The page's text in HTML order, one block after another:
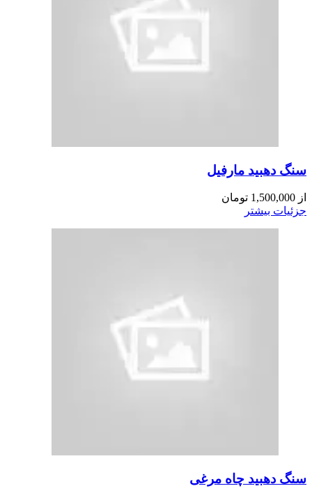
سنگ دهبید مارفیل
از 1,500,000 تومان
جزئیات بیشتر
سنگ دهبید چاه مرغی